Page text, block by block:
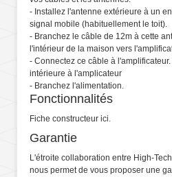
- Installez l'antenne extérieure à un
signal mobile (habituellement le toit).
- Branchez le câble de 12m à cette
l'intérieur de la maison vers
- Connectez ce câble à
intérieure à l'amplicateur
- Branchez l'alimentation.
Fonctionnalités
Fiche constructeur ici.
Garantie
L'étroite collaboration entre High-
nous permet de vous proposer une